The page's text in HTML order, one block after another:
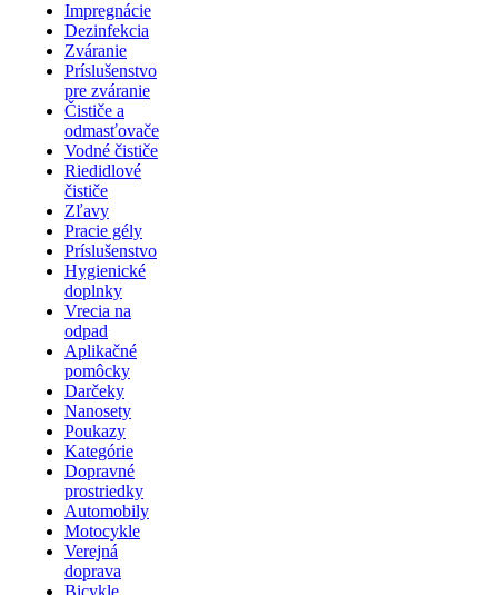
Impregnácie
Dezinfekcia
Zváranie
Príslušenstvo
pre zváranie
Čističe a
odmasťovače
Vodné čističe
Riedidlové
čističe
Zľavy
Pracie gély
Príslušenstvo
Hygienické
doplnky
Vrecia na
odpad
Aplikačné
pomôcky
Darčeky
Nanosety
Poukazy
Kategórie
Dopravné
prostriedky
Automobily
Motocykle
Verejná
doprava